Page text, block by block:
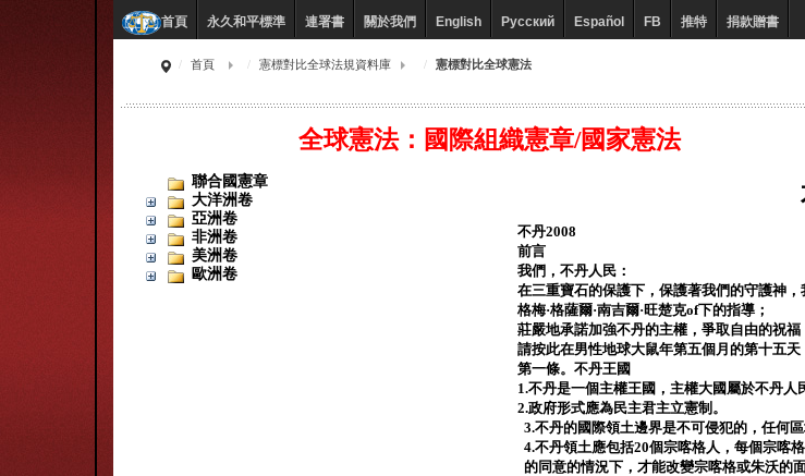
首頁 永久和平標準 連署書 關於我們 English Русский Español FB 推特 捐款贈書
首頁 憲標對比全球法規資料庫 憲標對比全球憲法
全球憲法：國際組織憲章/國家憲法
聯合國憲章
大洋洲卷
亞洲卷
非洲卷
美洲卷
歐洲卷
不丹2008
前言
我們，不丹人民：
在三重寶石的保護下，保護著我們的守護神
格梅·格薩爾·南吉爾·旺楚克of下的指導；
莊嚴地承諾加強不丹的主權，爭取自由的祝
請按此在男性地球大鼠年第五個月的第十五
第一條。不丹王國
1.不丹是一個主權王國，主權大國屬於不丹人
2.政府形式應為民主君主立憲制。
3.不丹的國際領土邊界是不可侵犯的，任何
4.不丹領土應包括20個宗喀格人，每個宗喀
的同意的情況下，才能改變宗喀格或朱沃的面